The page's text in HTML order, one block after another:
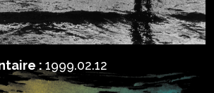
: 1999.02.12